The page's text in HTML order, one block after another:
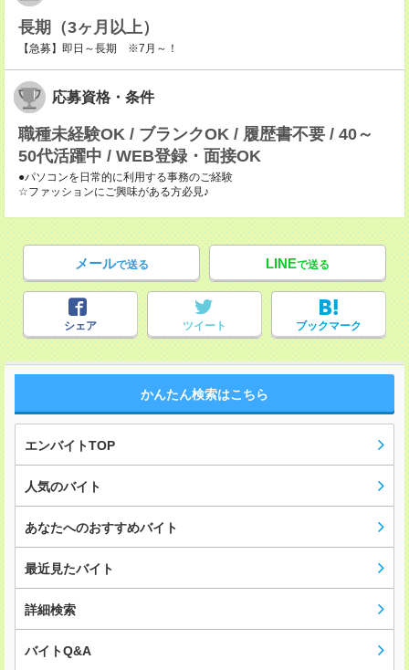
長期（3ヶ月以上）
【急募】即日～長期 ※7月～！
応募資格・条件
職種未経験OK / ブランクOK / 履歴書不要 / 40～
50代活躍中 / WEB登録・面接OK
●パソコンを日常的に利用する事務のご経験
☆ファッションにご興味がある方必見♪
メールで送る LINEで送る
シェア ツイート ブックマーク
かんたん検索はこちら
エンバイトTOP
人気のバイト
あなたへのおすすめバイト
最近見たバイト
詳細検索
バイトQ&A